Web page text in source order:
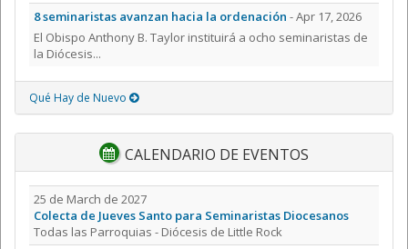
8 seminaristas avanzan hacia la ordenación - Apr 17, 2026
El Obispo Anthony B. Taylor instituirá a ocho seminaristas de
la Diócesis...
Qué Hay de Nuevo
CALENDARIO DE EVENTOS
25 de March de 2027
Colecta de Jueves Santo para Seminaristas Diocesanos
Todas las Parroquias - Diócesis de Little Rock